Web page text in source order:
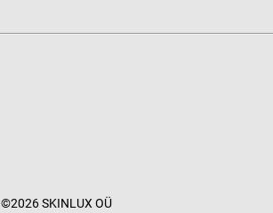
©2026 SKINLUX OÜ